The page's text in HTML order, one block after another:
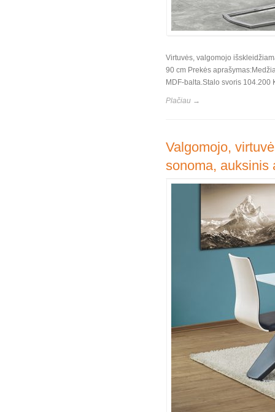
Virtuvės, valgomojo
90 cm Prekės
MDF-balta.Stalo svoris 104.200
Plačiau →
Valgomojo,
sonoma, auksinis